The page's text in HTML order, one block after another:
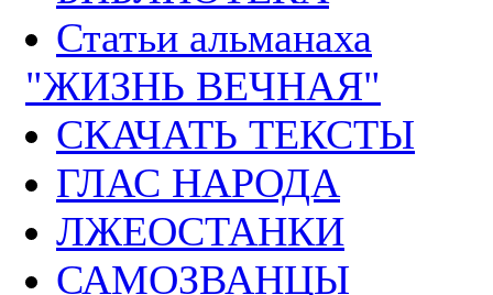
Статьи альманаха
"ЖИЗНЬ ВЕЧНАЯ"
СКАЧАТЬ ТЕКСТЫ
ГЛАС НАРОДА
ЛЖЕОСТАНКИ
САМОЗВАНЦЫ